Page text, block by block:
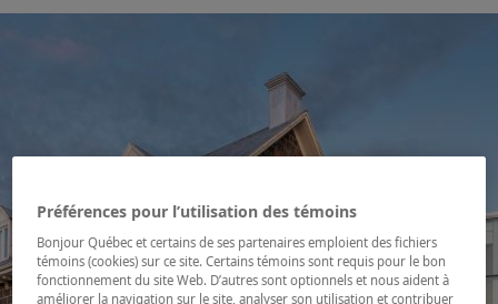
Préférences pour l’utilisation des témoins
Bonjour Québec et certains de ses partenaires emploient des fichiers
témoins (cookies) sur ce site. Certains témoins sont requis pour le bon
fonctionnement du site Web. D’autres sont optionnels et nous aident à
améliorer la navigation sur le site, analyser son utilisation et contribuer